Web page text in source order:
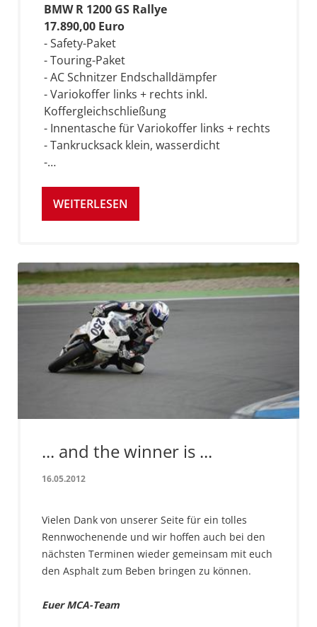
BMW R 1200 GS Rallye
17.890,00 Euro
- Safety-Paket
- Touring-Paket
- AC Schnitzer Endschalldämpfer
- Variokoffer links + rechts inkl.
Koffergleichschließung
- Innentasche für Variokoffer links + rechts
- Tankrucksack klein, wasserdicht
-…
WEITERLESEN
... and the winner is ...
16.05.2012
Vielen Dank von unserer Seite für ein tolles
Rennwochenende und wir hoffen auch bei den
nächsten Terminen wieder gemeinsam mit euch
den Asphalt zum Beben bringen zu können.
Euer MCA-Team